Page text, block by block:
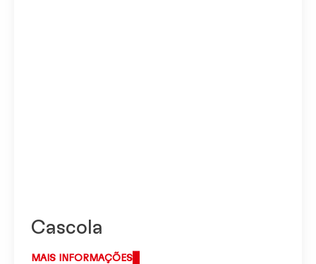
Cascola
MAIS INFORMAÇÕES